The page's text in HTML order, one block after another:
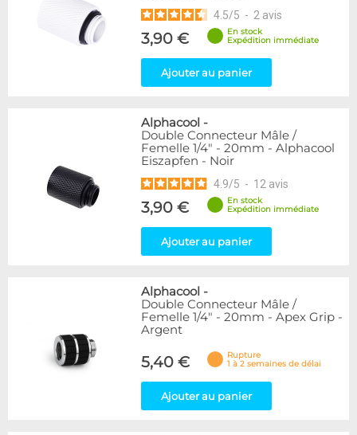
4.5/5 - 2 avis
3,90 €
En stock
Expédition immédiate
Ajouter au panier
Alphacool -
Double Connecteur Mâle /
Femelle 1/4" - 20mm - Alphacool
Eiszapfen - Noir
4.9/5 - 12 avis
3,90 €
En stock
Expédition immédiate
Ajouter au panier
Alphacool -
Double Connecteur Mâle /
Femelle 1/4" - 20mm - Apex Grip -
Argent
5,40 €
Rupture
1 à 2 semaines de délai
Ajouter au panier